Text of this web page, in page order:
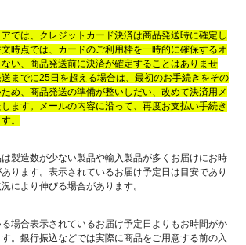
では、クレジットカード決済は商品発送時に確定し
時点では、カードのご利用枠を一時的に確保するオ
い、商品発送前に決済が確定することはありませ
までに25日を超える場合は、最初のお手続きをその
め、商品発送の準備が整いしだい、改めて決済用メ
ます。メールの内容に沿って、再度お支払い手続き
。
製造数が少ない製品や輸入製品が多くお届けにお時
ります。表示されているお届け予定日は目安であり
により伸びる場合があります。
場合表示されているお届け予定日よりもお時間がか
。銀行振込などでは実際に商品をご用意する前の入